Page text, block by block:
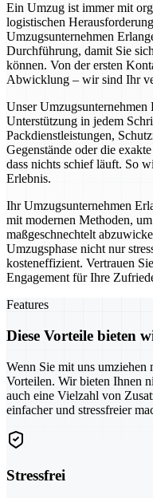
Ein Umzug ist immer mit
logistischen
Umzugsunternehmen
Durchführung, damit Sie
können. Von der ersten
Abwicklung – wir sind Ihr
Unser Umzugsunternehmen
Unterstützung in jedem
Packdienstleistungen,
Gegenstände oder die
dass nichts schief läuft. So
Erlebnis.
Ihr Umzugsunternehmen
mit modernen Methoden,
maßgeschnechtelt
Umzugsphase nicht nur
kosteneffizient. Vertrauen
Engagement für Ihre
Features
Diese Vorteile bieten
Wenn Sie mit uns
Vorteilen. Wir bieten Ihnen
auch eine Vielzahl von
einfacher und stressfreier
Stressfrei